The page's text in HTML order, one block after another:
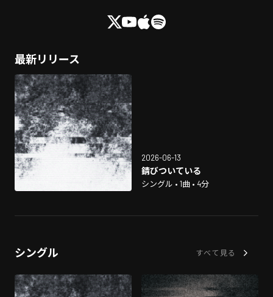
最新リリース
2026-06-13
錆びついている
シングル • 1曲 • 4分
シングル すべて見る